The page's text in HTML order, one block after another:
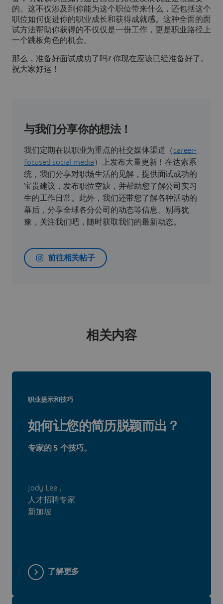
的。这不仅涉及到你能为这个职位带来什么，还包括这个
职位如何促进你的职业成长和获得成就感。这种全面的面
试方法帮助你获得的不仅仅是一份工作，更是职业路径上
一个跳板角色的机会。
那么，准备好面试成功了吗? 你现在应该已经准备好了。
祝大家好运！
与我们分享你的想法！
我们定期在以职业为重点的社交媒体渠道（career-
focused social media）上发布大量更新！在达索系
统，我们分享对职场生活的见解，提供面试成功的
宝贵建议，发布职位空缺，并帮助您了解公司实习
生的工作日常。此外，我们还带您了解各种活动的
幕后，分享全球各分公司的动态等信息。别再犹
豫，关注我们吧，随时获取我们的最新动态。
前往相关帖子
相关内容
职业提示和技巧
如何让您的简历脱颖而出？
专家的 5 个技巧。
Jody Lee，
人才招聘专家
新加坡
了解更多